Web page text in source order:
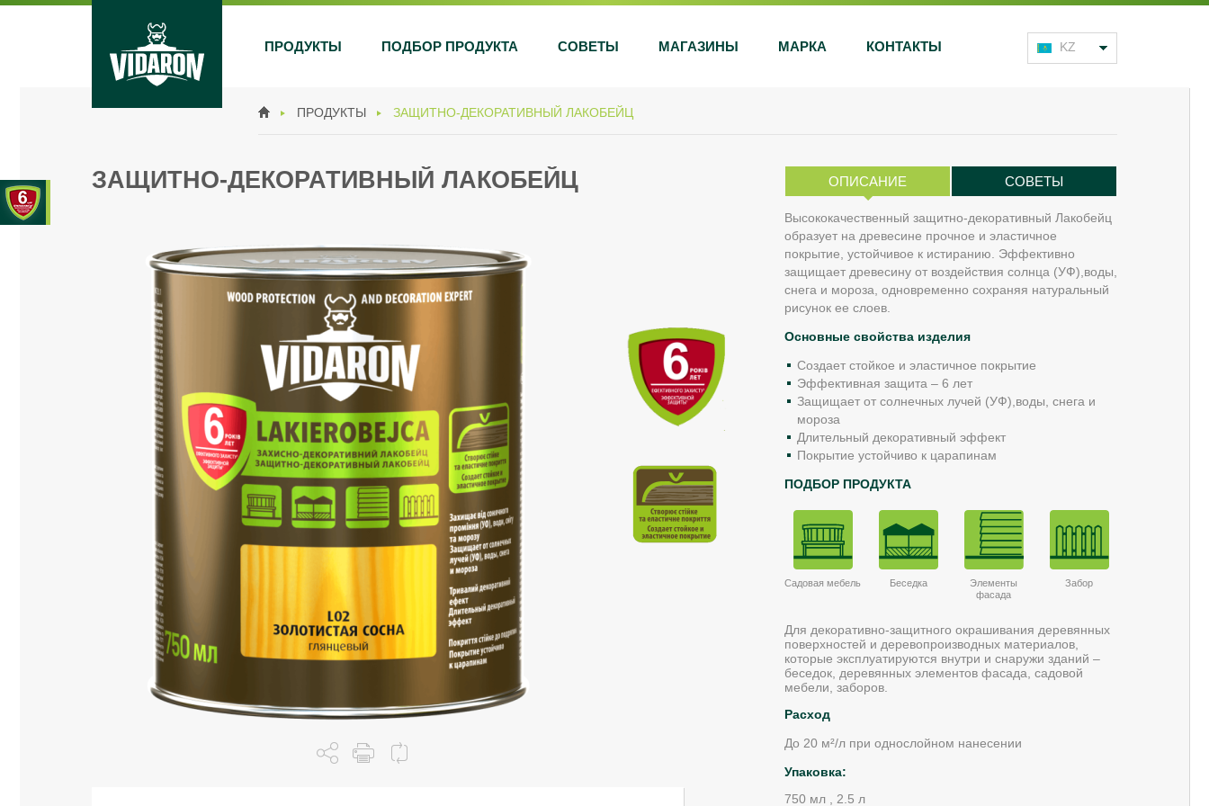
ПРОДУКТЫ ПОДБОР ПРОДУКТА СОВЕТЫ МАГАЗИНЫ МАРКА КОНТАКТЫ KZ
ПРОДУКТЫ ЗАЩИТНО-ДЕКОРАТИВНЫЙ ЛАКОБЕЙЦ
ЗАЩИТНО-ДЕКОРАТИВНЫЙ ЛАКОБЕЙЦ ОПИСАНИЕ СОВЕТЫ
Высококачественный защитно-декоративный Лакобейц
образует на древесине прочное и эластичное
покрытие, устойчивое к истиранию. Эффективно
защищает древесину от воздействия солнца (УФ),воды,
снега и мороза, одновременно сохраняя натуральный
рисунок ее слоев.
Основные свойства изделия
Создает стойкое и эластичное покрытие
Эффективная защита – 6 лет
Защищает от солнечных лучей (УФ),воды, снега и
мороза
Длительный декоративный эффект
Покрытие устойчиво к царапинам
ПОДБОР ПРОДУКТА
Садовая мебель Беседка
Элементы
фасада
Забор
Для декоративно-защитного окрашивания деревянных
поверхностей и деревопроизводных материалов,
которые эксплуатируются внутри и снаружи зданий –
беседок, деревянных элементов фасада, садовой
мебели, заборов.
Расход
До 20 м²/л при однослойном нанесении
Упаковка:
750 мл , 2.5 л